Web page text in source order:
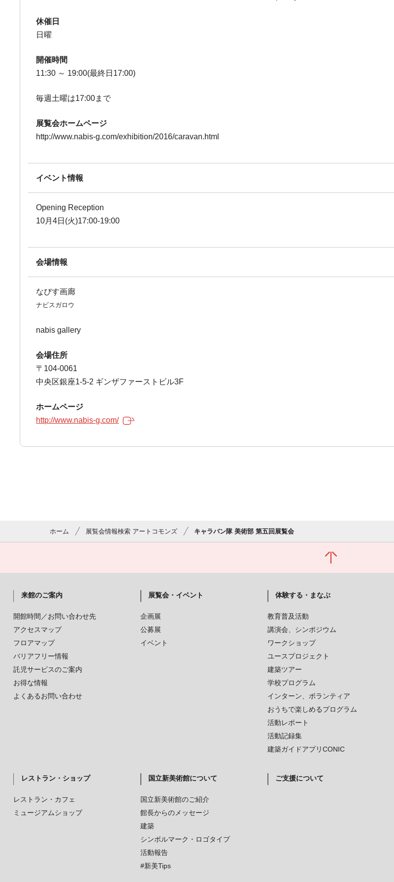
休催日
日曜
開催時間
11:30 ～ 19:00(最終日17:00)
毎週土曜は17:00まで
展覧会ホームページ
http://www.nabis-g.com/exhibition/2016/caravan.html
イベント情報
Opening Reception
10月4日(火)17:00-19:00
会場情報
なびす画廊
ナビスガロウ
nabis gallery
会場住所
〒104-0061
中央区銀座1-5-2 ギンザファーストビル3F
ホームページ
http://www.nabis-g.com/
ホーム 展覧会情報検索 アートコモンズ キャラバン隊 美術部 第五回展覧会
来館のご案内
開館時間／お問い合わせ先
アクセスマップ
フロアマップ
バリアフリー情報
託児サービスのご案内
お得な情報
よくあるお問い合わせ
展覧会・イベント
企画展
公募展
イベント
体験する・まなぶ
教育普及活動
講演会、シンポジウム
ワークショップ
ユースプロジェクト
建築ツアー
学校プログラム
インターン、ボランティア
おうちで楽しめるプログラム
活動レポート
活動記録集
建築ガイドアプリCONIC
レストラン・ショップ
レストラン・カフェ
ミュージアムショップ
国立新美術館について
国立新美術館のご紹介
館長からのメッセージ
建築
シンボルマーク・ロゴタイプ
活動報告
#新美Tips
ご支援について